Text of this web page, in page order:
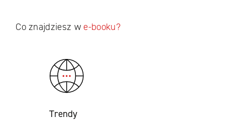
Co znajdziesz we-booku?
Trendy